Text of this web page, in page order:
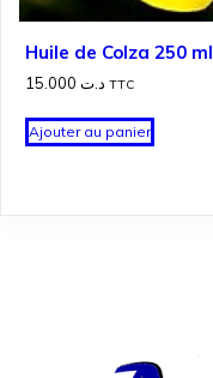
Huile de Colza 250 ml
د.ت TTC
Ajouter au panier